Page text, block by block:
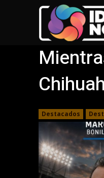
Destacados